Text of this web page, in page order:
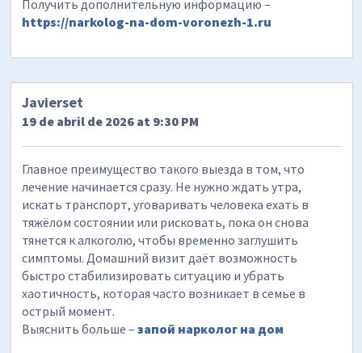
Получить дополнительную информацию –
https://narkolog-na-dom-voronezh-1.ru
Javierset
19 de abril de 2026 at 9:30 PM
Главное преимущество такого выезда в том, что
лечение начинается сразу. Не нужно ждать утра,
искать транспорт, уговаривать человека ехать в
тяжёлом состоянии или рисковать, пока он снова
тянется к алкоголю, чтобы временно заглушить
симптомы. Домашний визит даёт возможность
быстро стабилизировать ситуацию и убрать
хаотичность, которая часто возникает в семье в
острый момент.
Выяснить больше –запой нарколог на дом